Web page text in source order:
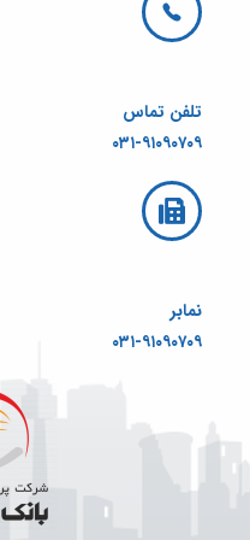
تلفن تماس
۰۳۱-۹۱۰۹۰۷۰۹
نمابر
۰۳۱-۹۱۰۹۰۷۰۹